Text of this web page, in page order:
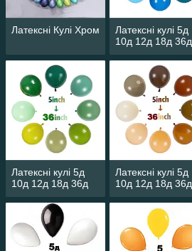
Латексні Кулі Хром
Латексні кулі 5д
10д 12д 18д 36д
Латексні кулі 5д
10д 12д 18д 36д
Латексні кулі 5д
10д 12д 18д 36д